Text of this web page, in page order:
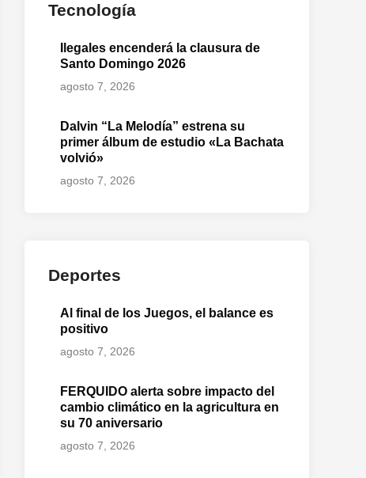
Tecnología
Ilegales encenderá la clausura de
Santo Domingo 2026
agosto 7, 2026
Dalvin “La Melodía” estrena su
primer álbum de estudio «La Bachata
volvió»
agosto 7, 2026
Deportes
Al final de los Juegos, el balance es
positivo
agosto 7, 2026
FERQUIDO alerta sobre impacto del
cambio climático en la agricultura en
su 70 aniversario
agosto 7, 2026